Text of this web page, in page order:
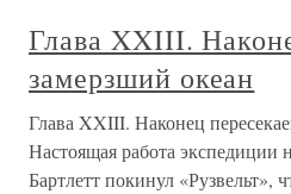
Глава XXIII.
замерзший океан
Глава XXIII. Наконец
Настоящая работа экспедиции
Бартлетт покинул «Рузвельт»,